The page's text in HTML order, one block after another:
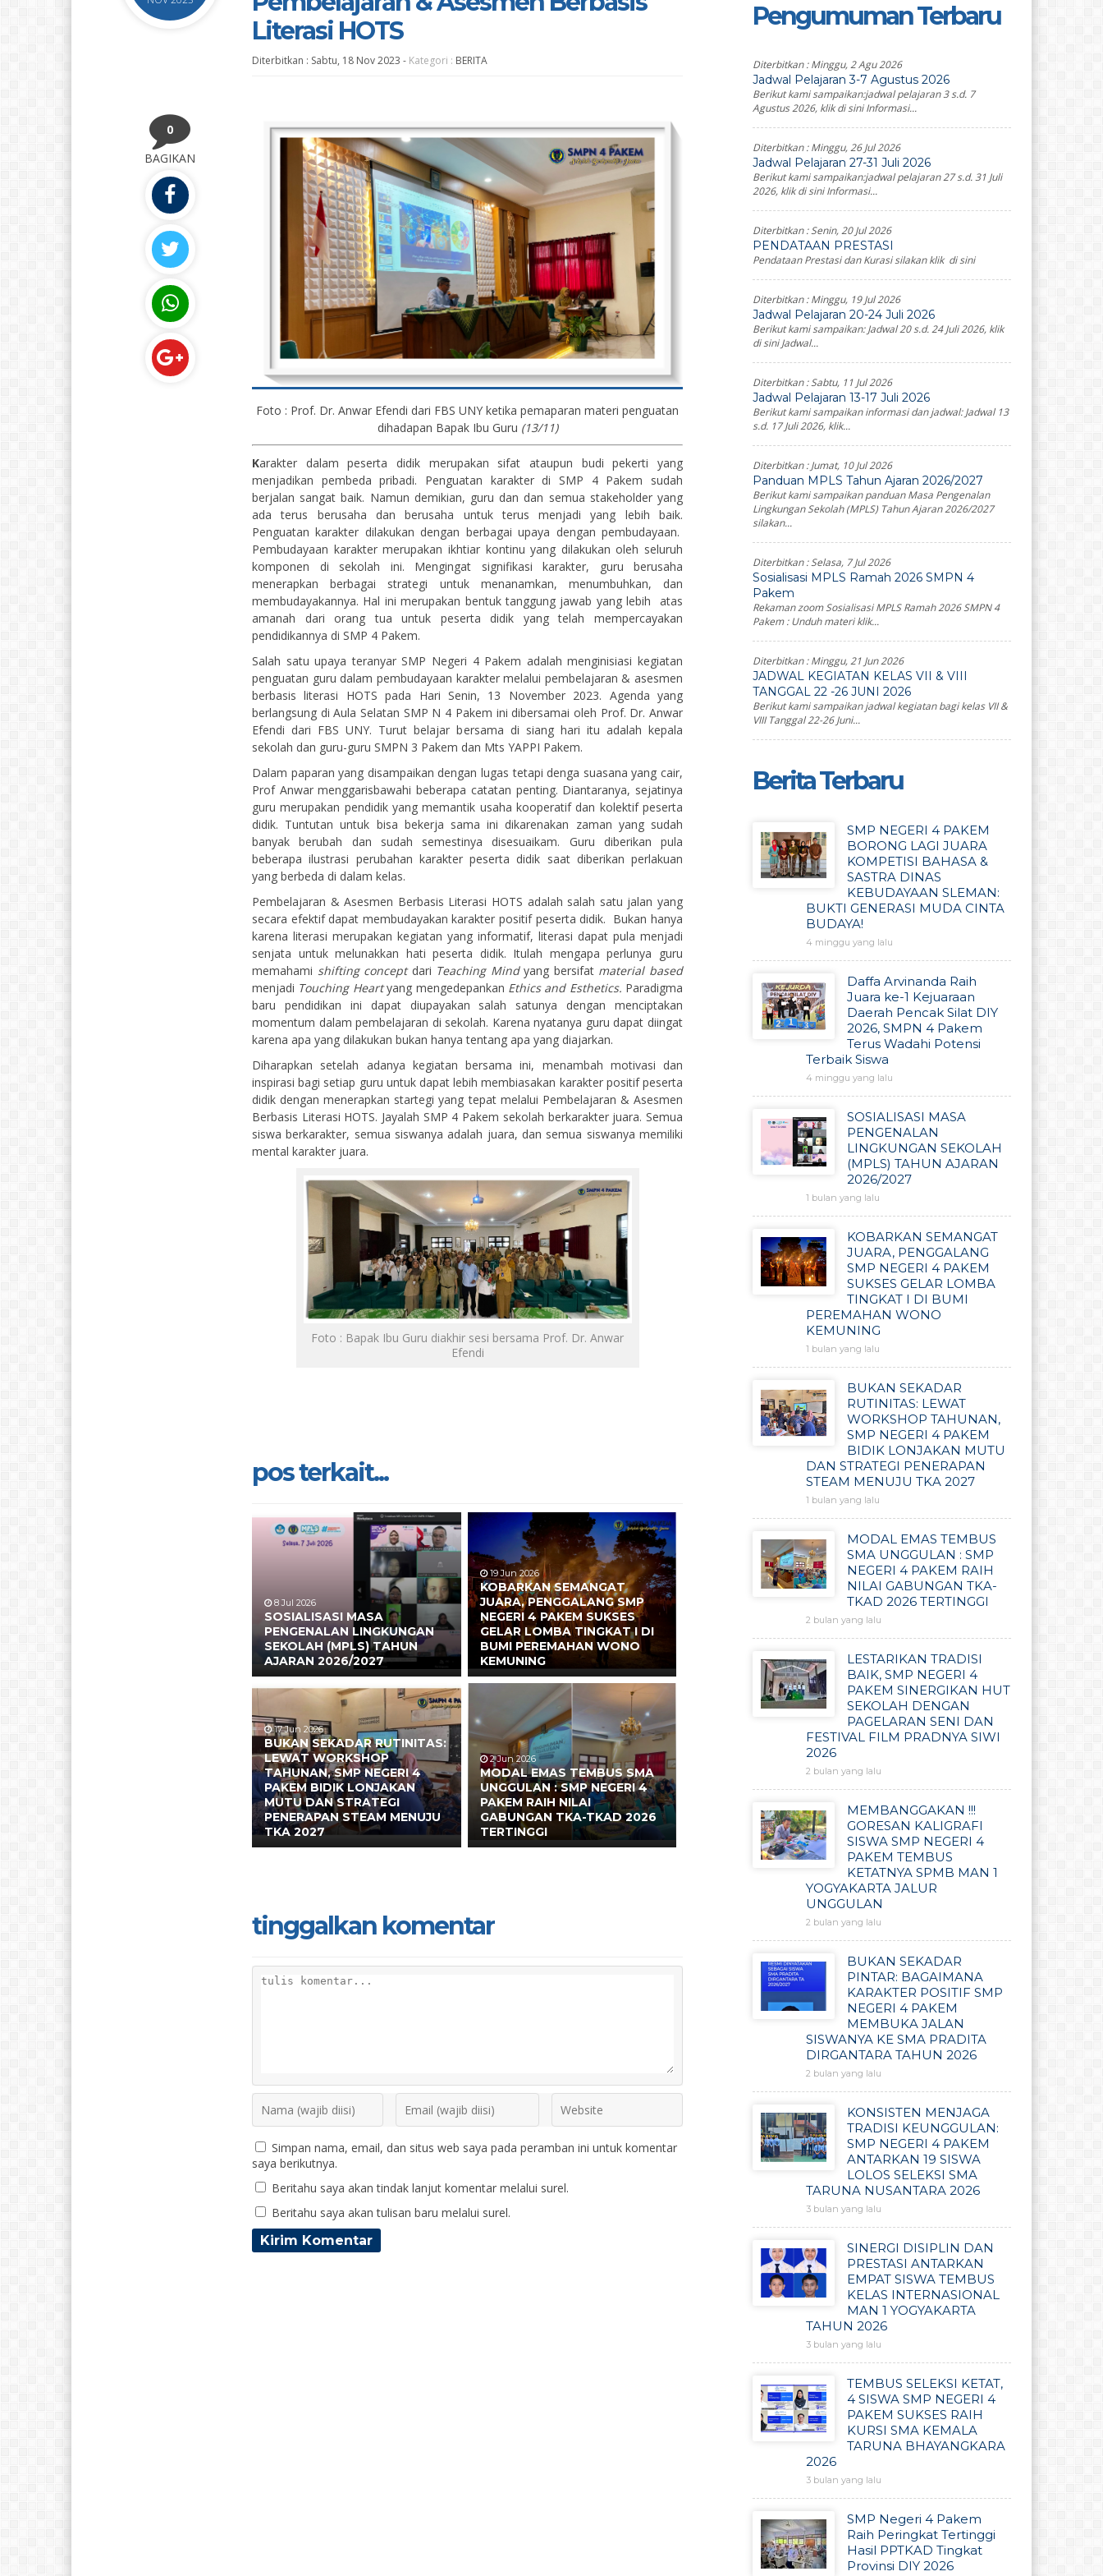
Literasi HOTS
Diterbitkan : Sabtu, 18 Nov 2023 - Kategori : BERITA
0
BAGIKAN
Foto : Prof. Dr. Anwar Efendi dari FBS UNY ketika pemaparan materi penguatan
dihadapan Bapak Ibu Guru (13/11)
Karakter dalam peserta didik merupakan sifat ataupun budi pekerti yang
menjadikan pembeda pribadi. Penguatan karakter di SMP 4 Pakem sudah
berjalan sangat baik. Namun demikian, guru dan dan semua stakeholder yang
ada terus berusaha dan berusaha untuk terus menjadi yang lebih baik.
Penguatan karakter dilakukan dengan berbagai upaya dengan pembudayaan.
Pembudayaan karakter merupakan ikhtiar kontinu yang dilakukan oleh seluruh
komponen di sekolah ini. Mengingat signifikasi karakter, guru berusaha
menerapkan berbagai strategi untuk menanamkan, menumbuhkan, dan
membudayakannya. Hal ini merupakan bentuk tanggung jawab yang lebih atas
amanah dari orang tua untuk peserta didik yang telah mempercayakan
pendidikannya di SMP 4 Pakem.
Salah satu upaya teranyar SMP Negeri 4 Pakem adalah menginisiasi kegiatan
penguatan guru dalam pembudayaan karakter melalui pembelajaran & asesmen
berbasis literasi HOTS pada Hari Senin, 13 November 2023. Agenda yang
berlangsung di Aula Selatan SMP N 4 Pakem ini dibersamai oleh Prof. Dr. Anwar
Efendi dari FBS UNY. Turut belajar bersama di siang hari itu adalah kepala
sekolah dan guru-guru SMPN 3 Pakem dan Mts YAPPI Pakem.
Dalam paparan yang disampaikan dengan lugas tetapi denga suasana yang cair,
Prof Anwar menggarisbawahi beberapa catatan penting. Diantaranya, sejatinya
guru merupakan pendidik yang memantik usaha kooperatif dan kolektif peserta
didik. Tuntutan untuk bisa bekerja sama ini dikarenakan zaman yang sudah
banyak berubah dan sudah semestinya disesuaikam. Guru diberikan pula
beberapa ilustrasi perubahan karakter peserta didik saat diberikan perlakuan
yang berbeda di dalam kelas.
Pembelajaran & Asesmen Berbasis Literasi HOTS adalah salah satu jalan yang
secara efektif dapat membudayakan karakter positif peserta didik. Bukan hanya
karena literasi merupakan kegiatan yang informatif, literasi dapat pula menjadi
senjata untuk melunakkan hati peserta didik. Itulah mengapa perlunya guru
memahami shifting conceptdari Teaching Mindyang bersifat material based
menjadi Touching Heartyang mengedepankan Ethics and Esthetics. Paradigma
baru pendidikan ini dapat diupayakan salah satunya dengan menciptakan
momentum dalam pembelajaran di sekolah. Karena nyatanya guru dapat diingat
karena apa yang dilakukan bukan hanya tentang apa yang diajarkan.
Diharapkan setelah adanya kegiatan bersama ini, menambah motivasi dan
inspirasi bagi setiap guru untuk dapat lebih membiasakan karakter positif peserta
didik dengan menerapkan startegi yang tepat melalui Pembelajaran & Asesmen
Berbasis Literasi HOTS. Jayalah SMP 4 Pakem sekolah berkarakter juara. Semua
siswa berkarakter, semua siswanya adalah juara, dan semua siswanya memiliki
mental karakter juara.
Foto : Bapak Ibu Guru diakhir sesi bersama Prof. Dr. Anwar
Efendi
pos terkait...
8 Jul 2026
SOSIALISASI MASA
PENGENALAN LINGKUNGAN
SEKOLAH (MPLS) TAHUN
AJARAN 2026/2027
19 Jun 2026
KOBARKAN SEMANGAT
JUARA, PENGGALANG SMP
NEGERI 4 PAKEM SUKSES
GELAR LOMBA TINGKAT I DI
BUMI PEREMAHAN WONO
KEMUNING
17 Jun 2026
BUKAN SEKADAR RUTINITAS:
LEWAT WORKSHOP
TAHUNAN, SMP NEGERI 4
PAKEM BIDIK LONJAKAN
MUTU DAN STRATEGI
PENERAPAN STEAM MENUJU
TKA 2027
2 Jun 2026
MODAL EMAS TEMBUS SMA
UNGGULAN : SMP NEGERI 4
PAKEM RAIH NILAI
GABUNGAN TKA-TKAD 2026
TERTINGGI
tinggalkan komentar
Simpan nama, email, dan situs web saya pada peramban ini untuk komentar
saya berikutnya.
Beritahu saya akan tindak lanjut komentar melalui surel.
Beritahu saya akan tulisan baru melalui surel.
Pengumuman Terbaru
Diterbitkan :Minggu, 2 Agu 2026
Jadwal Pelajaran 3-7 Agustus 2026
Berikut kami sampaikan:jadwal pelajaran 3 s.d. 7
Agustus 2026, klik di sini Informasi...
Diterbitkan :Minggu, 26 Jul 2026
Jadwal Pelajaran 27-31 Juli 2026
Berikut kami sampaikan:jadwal pelajaran 27 s.d. 31 Juli
2026, klik di sini Informasi...
Diterbitkan :Senin, 20 Jul 2026
PENDATAAN PRESTASI
Pendataan Prestasi dan Kurasi silakan klik di sini
Diterbitkan :Minggu, 19 Jul 2026
Jadwal Pelajaran 20-24 Juli 2026
Berikut kami sampaikan: Jadwal 20 s.d. 24 Juli 2026, klik
di sini Jadwal...
Diterbitkan :Sabtu, 11 Jul 2026
Jadwal Pelajaran 13-17 Juli 2026
Berikut kami sampaikan informasi dan jadwal: Jadwal 13
s.d. 17 Juli 2026, klik...
Diterbitkan :Jumat, 10 Jul 2026
Panduan MPLS Tahun Ajaran 2026/2027
Berikut kami sampaikan panduan Masa Pengenalan
Lingkungan Sekolah (MPLS) Tahun Ajaran 2026/2027
silakan...
Diterbitkan :Selasa, 7 Jul 2026
Sosialisasi MPLS Ramah 2026 SMPN 4
Pakem
Rekaman zoom Sosialisasi MPLS Ramah 2026 SMPN 4
Pakem : Unduh materi klik...
Diterbitkan :Minggu, 21 Jun 2026
JADWAL KEGIATAN KELAS VII & VIII
TANGGAL 22 -26 JUNI 2026
Berikut kami sampaikan jadwal kegiatan bagi kelas VII &
VIII Tanggal 22-26 Juni...
Berita Terbaru
SMP NEGERI 4 PAKEM
BORONG LAGI JUARA
KOMPETISI BAHASA &
SASTRA DINAS
KEBUDAYAAN SLEMAN:
BUKTI GENERASI MUDA CINTA
BUDAYA!
4 minggu yang lalu
Daffa Arvinanda Raih
Juara ke-1 Kejuaraan
Daerah Pencak Silat DIY
2026, SMPN 4 Pakem
Terus Wadahi Potensi
Terbaik Siswa
4 minggu yang lalu
SOSIALISASI MASA
PENGENALAN
LINGKUNGAN SEKOLAH
(MPLS) TAHUN AJARAN
2026/2027
1 bulan yang lalu
KOBARKAN SEMANGAT
JUARA, PENGGALANG
SMP NEGERI 4 PAKEM
SUKSES GELAR LOMBA
TINGKAT I DI BUMI
PEREMAHAN WONO
KEMUNING
1 bulan yang lalu
BUKAN SEKADAR
RUTINITAS: LEWAT
WORKSHOP TAHUNAN,
SMP NEGERI 4 PAKEM
BIDIK LONJAKAN MUTU
DAN STRATEGI PENERAPAN
STEAM MENUJU TKA 2027
1 bulan yang lalu
MODAL EMAS TEMBUS
SMA UNGGULAN : SMP
NEGERI 4 PAKEM RAIH
NILAI GABUNGAN TKA-
TKAD 2026 TERTINGGI
2 bulan yang lalu
LESTARIKAN TRADISI
BAIK, SMP NEGERI 4
PAKEM SINERGIKAN HUT
SEKOLAH DENGAN
PAGELARAN SENI DAN
FESTIVAL FILM PRADNYA SIWI
2026
2 bulan yang lalu
MEMBANGGAKAN !!!
GORESAN KALIGRAFI
SISWA SMP NEGERI 4
PAKEM TEMBUS
KETATNYA SPMB MAN 1
YOGYAKARTA JALUR
UNGGULAN
2 bulan yang lalu
BUKAN SEKADAR
PINTAR: BAGAIMANA
KARAKTER POSITIF SMP
NEGERI 4 PAKEM
MEMBUKA JALAN
SISWANYA KE SMA PRADITA
DIRGANTARA TAHUN 2026
2 bulan yang lalu
KONSISTEN MENJAGA
TRADISI KEUNGGULAN:
SMP NEGERI 4 PAKEM
ANTARKAN 19 SISWA
LOLOS SELEKSI SMA
TARUNA NUSANTARA 2026
3 bulan yang lalu
SINERGI DISIPLIN DAN
PRESTASI ANTARKAN
EMPAT SISWA TEMBUS
KELAS INTERNASIONAL
MAN 1 YOGYAKARTA
TAHUN 2026
3 bulan yang lalu
TEMBUS SELEKSI KETAT,
4 SISWA SMP NEGERI 4
PAKEM SUKSES RAIH
KURSI SMA KEMALA
TARUNA BHAYANGKARA
2026
3 bulan yang lalu
SMP Negeri 4 Pakem
Raih Peringkat Tertinggi
Hasil PPTKAD Tingkat
Provinsi DIY 2026